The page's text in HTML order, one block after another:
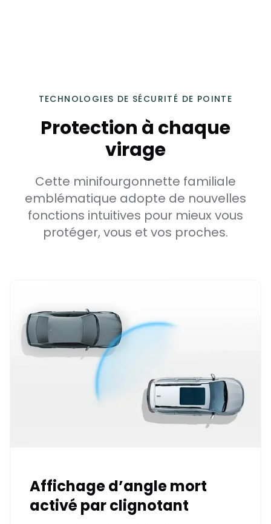
TECHNOLOGIES DE SÉCURITÉ DE POINTE
Protection à chaque
virage
Cette minifourgonnette familiale
emblématique adopte de nouvelles
fonctions intuitives pour mieux vous
protéger, vous et vos proches.
Affichage d’angle mort
activé par clignotant